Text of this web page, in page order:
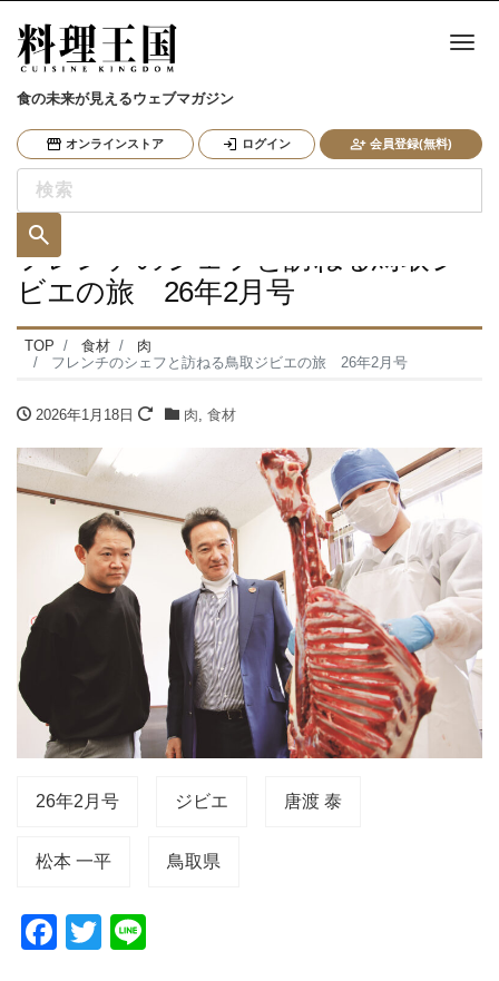
食の未来が見えるウェブマガジン
オンラインストア ログイン 会員登録(無料)
ナ
フレンチのシェフと訪ねる鳥取ジ
ビエの旅 26年2月号
TOP 食材
肉
フレンチのシェフと訪ねる鳥取ジビエの旅 26年2月号
2026年1月18日 肉, 食材
26年2月号 ジビエ 唐渡 泰
松本 一平 鳥取県
F
T